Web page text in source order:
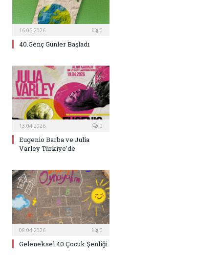
16.05.2026 0
40.Genç Günler Başladı
13.04.2026 0
Eugenio Barba ve Julia
Varley Türkiye’de
08.04.2026 0
Geleneksel 40.Çocuk Şenliği